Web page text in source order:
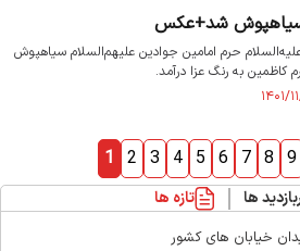
سیاهپوش شد+عکس
حرم امامین جوادین علیهم‌السلام سیاهپوش
به رنگ عزا درآمد.
1 2 3 4 5 6 7 8 9
ها تازه ها
خیابان های کشور